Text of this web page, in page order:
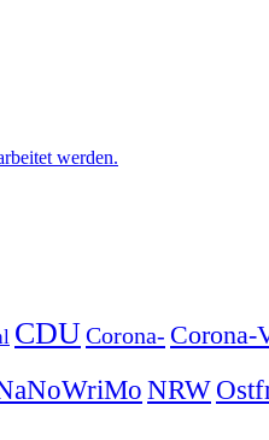
werden.
CDUCorona- Corona-
NRW